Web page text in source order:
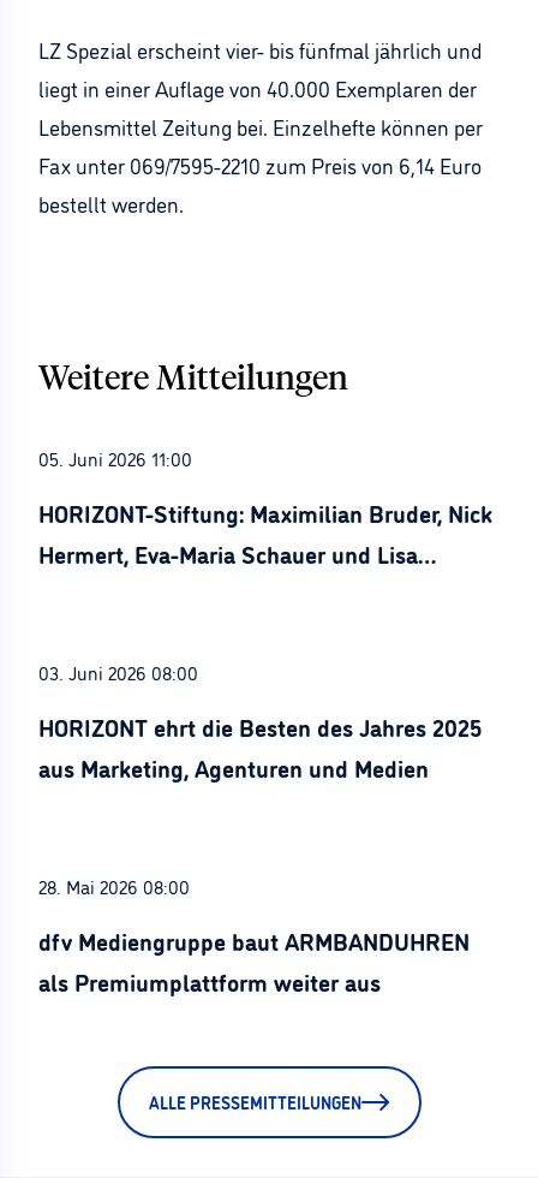
LZ Spezial erscheint vier- bis fünfmal jährlich und
liegt in einer Auflage von 40.000 Exemplaren der
Lebensmittel Zeitung bei. Einzelhefte können per
Fax unter 069/7595-2210 zum Preis von 6,14 Euro
bestellt werden.
Weitere Mitteilungen
05. Juni 2026 11:00
HORIZONT-Stiftung: Maximilian Bruder, Nick
Hermert, Eva-Maria Schauer und Lisa
03. Juni 2026 08:00
HORIZONT ehrt die Besten des Jahres 2025
aus Marketing, Agenturen und Medien
28. Mai 2026 08:00
dfv Mediengruppe baut ARMBANDUHREN
als Premiumplattform weiter aus
ALLE PRESSEMITTEILUNGEN